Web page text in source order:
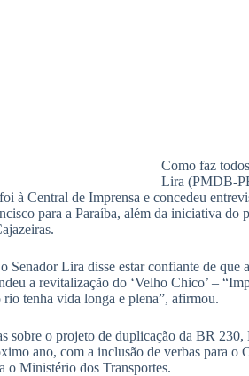
Como faz
Lira (PMDB-
à Central de Imprensa e concedeu
para a Paraíba, além da iniciativa
Senador Lira disse estar confiante de
a revitalização do ‘Velho Chico’ –
rio tenha vida longa e plena”, afirmou.
sobre o projeto de duplicação da BR
ano, com a inclusão de verbas para o
o Ministério dos Transportes.